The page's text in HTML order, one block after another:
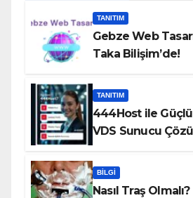
TANITIM
Gebze Web
Taka Bilişim’de!
TANITIM
444Host ile
VDS Sunucu
BILGI
Nasıl Traş Olmalı?